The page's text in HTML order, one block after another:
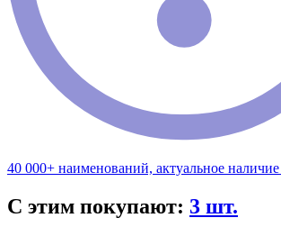
40 000+ наименований, актуальное наличие
С этим покупают: 3 шт.